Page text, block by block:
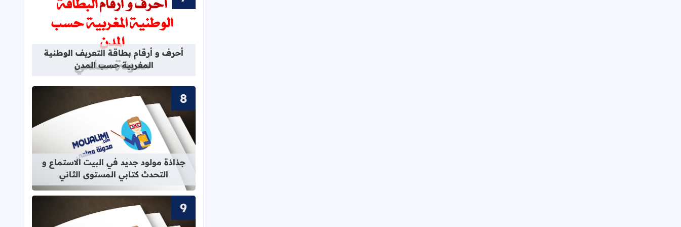
قراءة المزيد عن أحرف و أرقام
أحرف و أرقام بطاقة التعريف الوطنية
المغربية حسب المدن
قراءة المزيد عن جذاذة مولود جديد
جذاذة مولود جديد في البيت الاستماع و
التحدث كتابي المستوى الثاني